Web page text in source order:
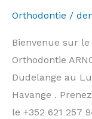
Appointments
Orthodontie /
Bienvenue sur
Orthodontie
Dudelange au
Havange .
le +352 621 257